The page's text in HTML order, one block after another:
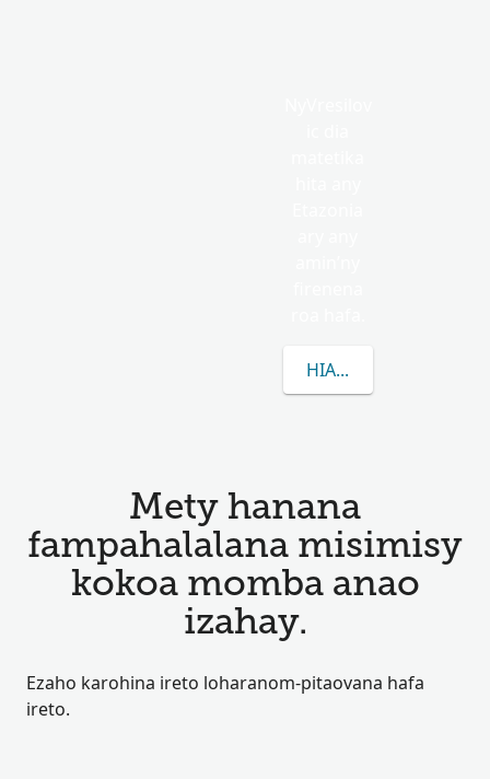
HIANATRA MISIMISY
Mety hanana
fampahalalana misimisy
kokoa momba anao
izahay.
Ezaho karohina ireto loharanom-pitaovana hafa
ireto.